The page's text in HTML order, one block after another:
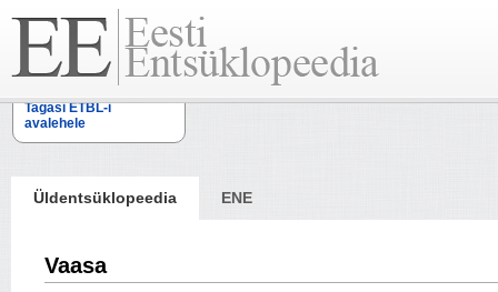
Tagasi ETBL-i
avalehele
Üldentsüklopeedia ENE
Vaasa